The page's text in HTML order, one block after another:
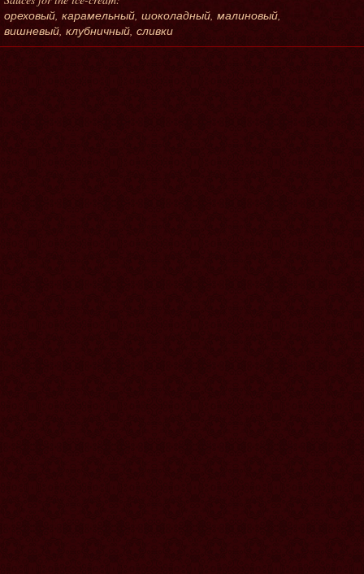
ореховый, карамельный, шоколадный, малиновый,
вишневый, клубничный, сливки